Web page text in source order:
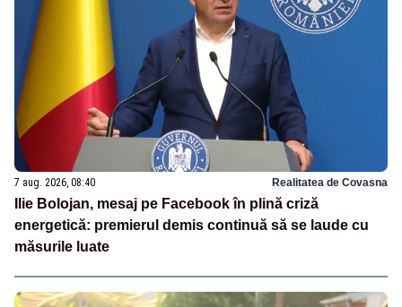
7 aug. 2026, 08:40 Realitatea de Covasna
Ilie Bolojan, mesaj pe Facebook în plină criză
energetică: premierul demis continuă să se laude cu
măsurile luate